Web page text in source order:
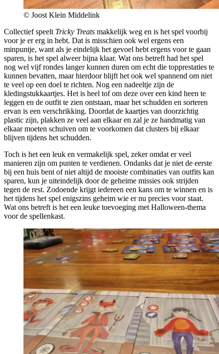
© Joost Klein Middelink
Collectief speelt Tricky Treats makkelijk weg en is het spel voorbij
voor je er erg in hebt. Dat is misschien ook wel ergens een
minpuntje, want als je eindelijk het gevoel hebt ergens voor te gaan
sparen, is het spel alweer bijna klaar. Wat ons betreft had het spel
nog wel vijf rondes langer kunnen duren om echt die topprestaties te
kunnen bevatten, maar hierdoor blijft het ook wel spannend om niet
te veel op een doel te richten. Nog een nadeeltje zijn de
kledingstukkaartjes. Het is heel tof om deze over een kind heen te
leggen en de outfit te zien ontstaan, maar het schudden en sorteren
ervan is een verschrikking. Doordat de kaartjes van doorzichtig
plastic zijn, plakken ze veel aan elkaar en zal je ze handmatig van
elkaar moeten schuiven om te voorkomen dat clusters bij elkaar
blijven tijdens het schudden.
Toch is het een leuk en vermakelijk spel, zeker omdat er veel
manieren zijn om punten te verdienen. Ondanks dat je niet de eerste
bij een huis bent of niet altijd de mooiste combinaties van outfits kan
sparen, kun je uiteindelijk door de geheime missies ook strijden
tegen de rest. Zodoende krijgt iedereen een kans om te winnen en is
het tijdens het spel enigszins geheim wie er nu precies voor staat.
Wat ons betreft is het een leuke toevoeging met Halloween-thema
voor de spellenkast.